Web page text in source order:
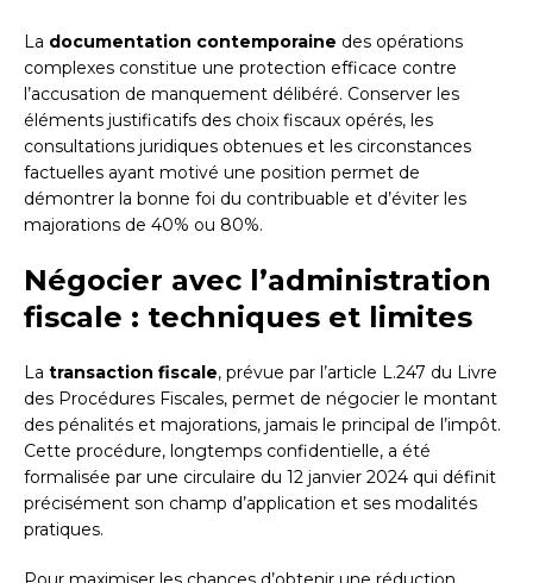
La documentation contemporaine des opérations
complexes constitue une protection efficace contre
l’accusation de manquement délibéré. Conserver les
éléments justificatifs des choix fiscaux opérés, les
consultations juridiques obtenues et les circonstances
factuelles ayant motivé une position permet de
démontrer la bonne foi du contribuable et d’éviter les
majorations de 40% ou 80%.
Négocier avec l’administration
fiscale : techniques et limites
La transaction fiscale, prévue par l’article L.247 du Livre
des Procédures Fiscales, permet de négocier le montant
des pénalités et majorations, jamais le principal de l’impôt.
Cette procédure, longtemps confidentielle, a été
formalisée par une circulaire du 12 janvier 2024 qui définit
précisément son champ d’application et ses modalités
pratiques.